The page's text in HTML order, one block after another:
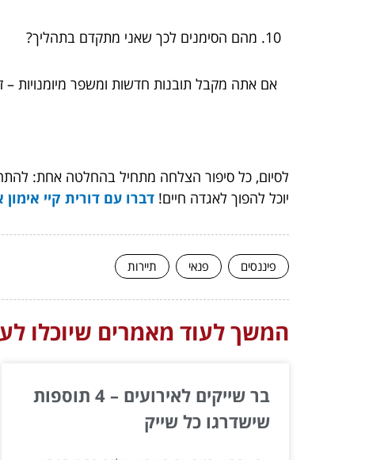
מהם הסימנים לכך שאני מתקדם בתהליך?
אם אתה מקבל תובנות חדשות ומשפר מיומנויות –
לסיום, כל סיפור הצלחה מתחיל בהחלטה אחת:
יוכל להפוך לאגדה חיים! דברו עם דורית קיי אימון
פיננסים פנאי תיירות
המשך לעוד מאמרים שיוכלו
בר שייקים לאירועים – 4 תוספות
שישדרגו כל שייק